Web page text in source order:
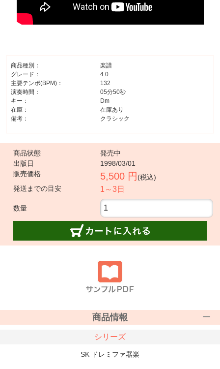
商品種別：
楽譜
グレード：
4.0
主要テンポ(BPM)：
132
演奏時間：
05分50秒
キー：
Dm
在庫：
在庫あり
備考：
クラシック
商品状態
発売中
出版日
1998/03/01
販売価格
5,500 円 (税込)
発送までの目安
1～3日
数量
商品情報
シリーズ
SK ドレミファ器楽